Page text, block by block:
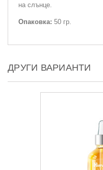
на слънце.
Опаковка: 50 гр.
ДРУГИ ВАРИАНТИ